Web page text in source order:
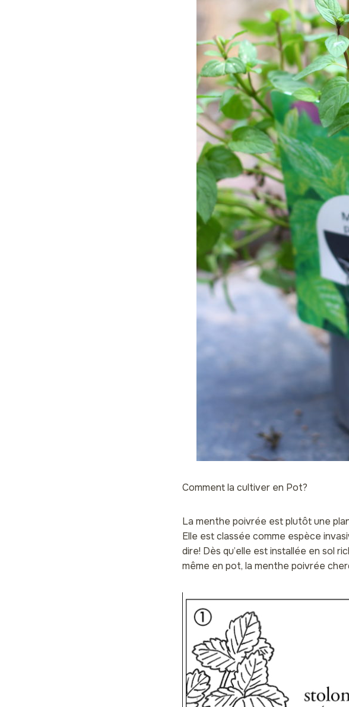
Comment la cultiver en Pot?
La menthe poivrée est plutôt une
Elle est classée comme espèce
dire! Dès qu’elle est installée en sol
même en pot, la menthe poivrée